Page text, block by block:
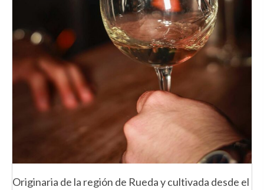
Originaria de la región de Rueda y cultivada desde el